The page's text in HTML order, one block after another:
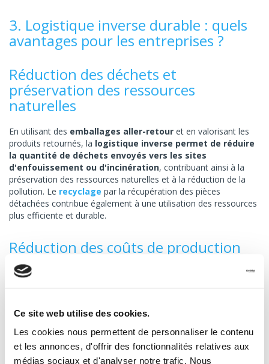
Ce site web utilise des cookies.
Les cookies nous permettent de personnaliser le contenu
et les annonces, d'offrir des fonctionnalités relatives aux
médias sociaux et d'analyser notre trafic. Nous
3. Logistique inverse durable : quels
avantages pour les entreprises ?
Réduction des déchets et
préservation des ressources
naturelles
En utilisant des emballages aller-retour et en valorisant les
produits retournés, la logistique inverse permet de réduire
la quantité de déchets envoyés vers les sites
d'enfouissement ou d'incinération, contribuant ainsi à la
préservation des ressources naturelles et à la réduction de la
pollution. Le recyclage par la récupération des pièces
détachées contribue également à une utilisation des ressources
plus efficiente et durable.
Réduction des coûts de production
En récupérant les composants recyclables des produits
retournés, unelogistique inverseefficace permet de réutiliser
nécessité d'acheter de nouvelles matières premières, entraînant
Amélioration de l’image de marque